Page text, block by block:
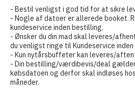
- Bestil venligst i god tid for at sikre
- Nogle af datoer er allerede booket.
kundeservice inden bestilling.
- Ønsker du din mad skal leveres/
du venligst ringe til Kundeservice
- Kun nytårsbuffeter kan leveres/
- Din bestilling/værdibevis/deal
købsdatoen og derfor skal indløses
måneder.